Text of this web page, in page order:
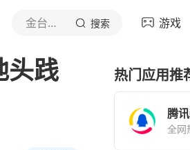
金台资讯 搜索 游戏
头践
热门应用推
腾
全网